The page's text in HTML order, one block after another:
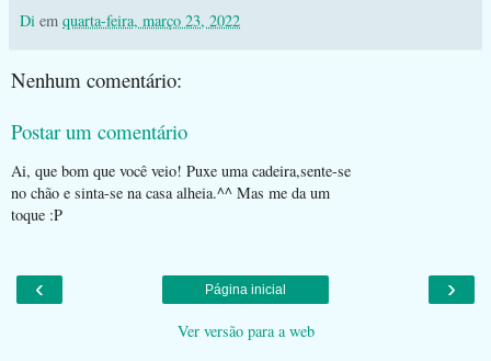
Di em quarta-feira, março 23, 2022
Nenhum comentário:
Postar um comentário
Ai, que bom que você veio! Puxe uma cadeira,sente-se
no chão e sinta-se na casa alheia.^^ Mas me da um
toque :P
‹ ›
Página inicial
Ver versão para a web